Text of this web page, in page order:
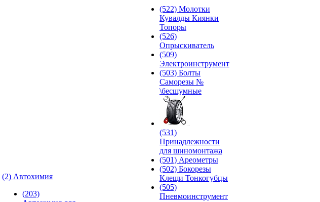
(2) Автохимия
(203)
(522) Молотки
Кувалды Киянки
Топоры
(526)
Опрыскиватель
(509)
Электроинструмент
(503) Болты
Саморезы №
\бесшумные
(531)
Принадлежности
для шиномонтажа
(501) Ареометры
(502) Бокорезы
Клещи Тонкогубцы
(505)
Пневмоинструмент